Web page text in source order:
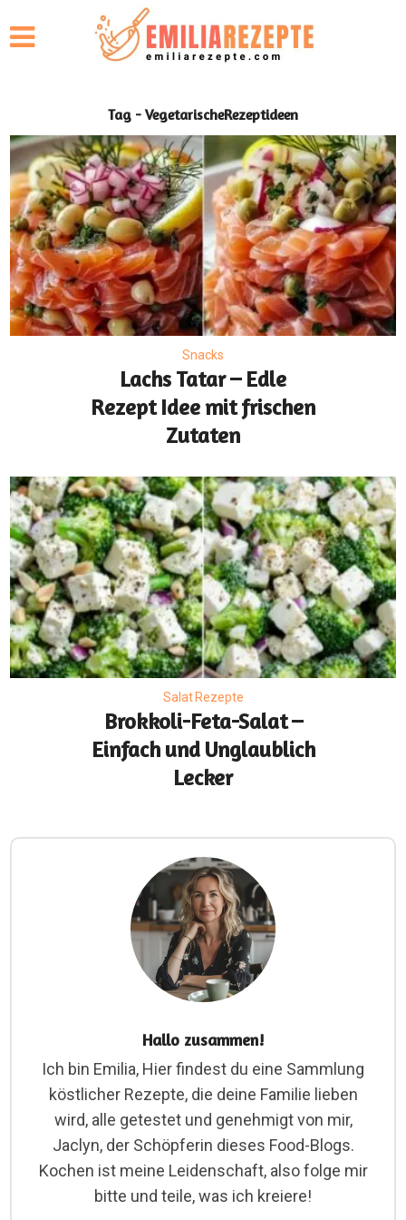
Tag - VegetarischeRezeptideen
Snacks
Lachs Tatar – Edle
Rezept Idee mit frischen
Zutaten
Salat Rezepte
Brokkoli-Feta-Salat –
Einfach und Unglaublich
Lecker
Hallo zusammen!
Ich bin Emilia, Hier findest du eine Sammlung
köstlicher Rezepte, die deine Familie lieben
wird, alle getestet und genehmigt von mir,
Jaclyn, der Schöpferin dieses Food-Blogs.
Kochen ist meine Leidenschaft, also folge mir
bitte und teile, was ich kreiere!